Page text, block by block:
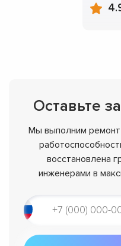
Оставьте
Мы выполним ремонт
восстановлена
инженерами в